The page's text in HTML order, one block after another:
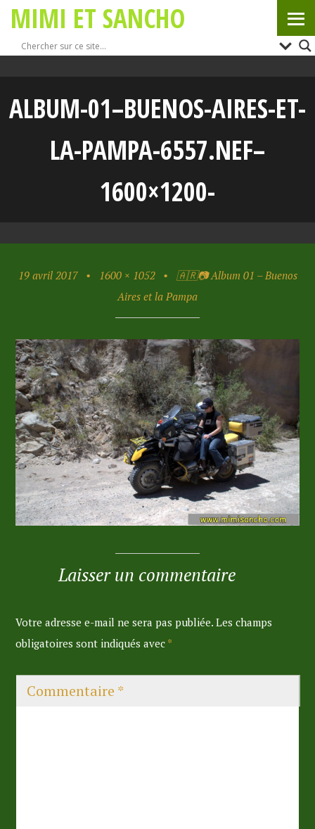
MIMI ET SANCHO
ALBUM-01–BUENOS-AIRES-ET-
LA-PAMPA-6557.NEF–
1600×1200-
19 avril 2017 • 1600 × 1052 •
🇦🇷📷 Album 01 – Buenos
Aires et la Pampa
Laisser un commentaire
Votre adresse e-mail ne sera pas publiée. Les champs
obligatoires sont indiqués avec *
Commentaire *